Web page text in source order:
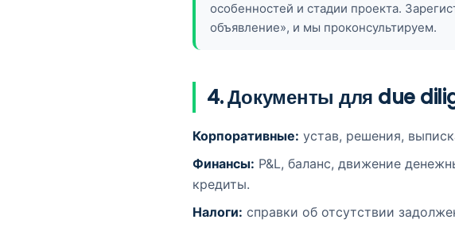
особенностей и стадии проекта.
объявление», и мы проконсультируем.
4. Документы для due
Корпоративные: устав, решения,
Финансы: P&L, баланс, движение
кредиты.
Налоги: справки об отсутствии